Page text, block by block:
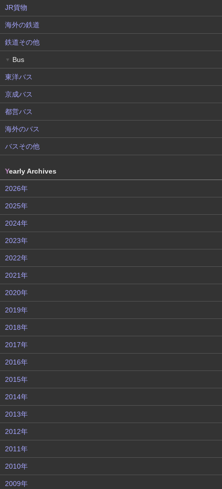
JR貨物
海外の鉄道
鉄道その他
▼ Bus
東洋バス
京成バス
都営バス
海外のバス
バスその他
Yearly Archives
2026年
2025年
2024年
2023年
2022年
2021年
2020年
2019年
2018年
2017年
2016年
2015年
2014年
2013年
2012年
2011年
2010年
2009年